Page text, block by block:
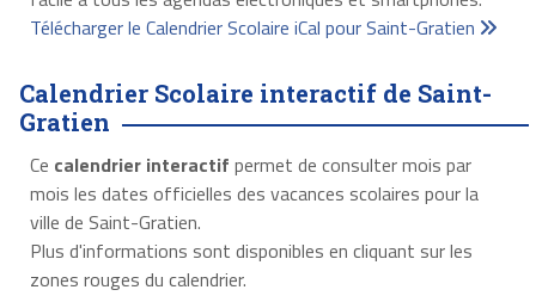
Télécharger le Calendrier Scolaire iCal pour Saint-Gratien
Calendrier Scolaire interactif de Saint-
Gratien
Ce calendrier interactif permet de consulter mois par
mois les dates officielles des vacances scolaires pour la
ville de Saint-Gratien.
Plus d'informations sont disponibles en cliquant sur les
zones rouges du calendrier.